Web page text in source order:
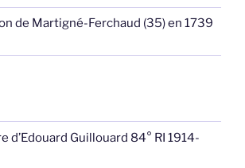
de Martigné-Ferchaud (35) en 1739
d’Edouard Guillouard 84° RI 1914-